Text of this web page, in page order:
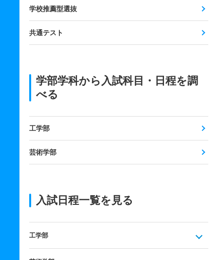
学校推薦型選抜
共通テスト
学部学科から入試科目・日程を調
べる
工学部
芸術学部
入試日程一覧を見る
工学部